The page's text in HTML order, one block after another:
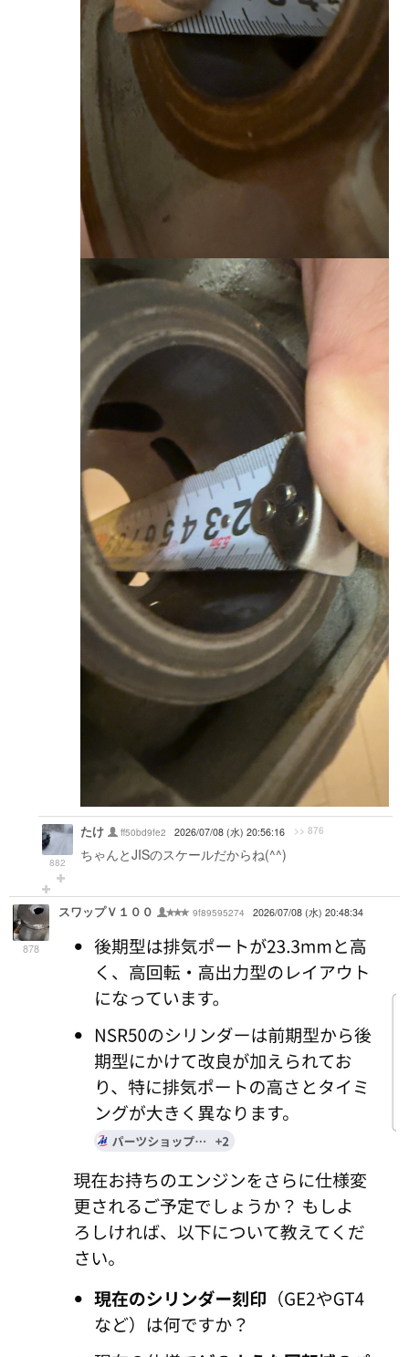
882
たけ ff50bd9fe2 2026/07/08 (水) 20:56:16 >> 876
ちゃんとJISのスケールだからね(^^)
878
スワップＶ１００ 9f89595274 2026/07/08 (水) 20:48:34